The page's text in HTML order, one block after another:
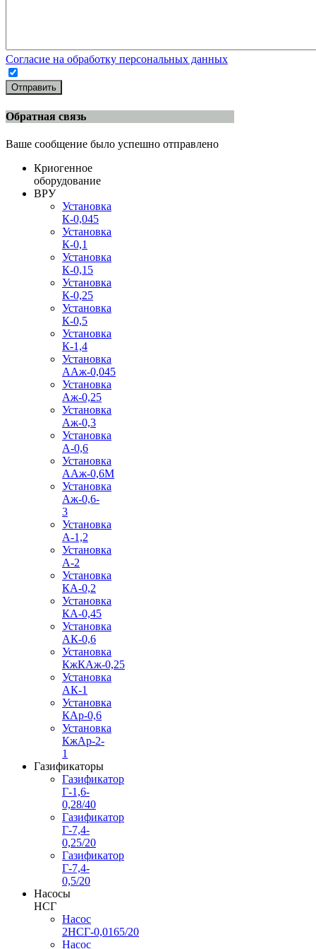
Согласие на обработку персональных данных
Отправить
Обратная связь
Ваше сообщение было успешно отправлено
Криогенное
оборудование
ВРУ
Установка
К-0,045
Установка
К-0,1
Установка
К-0,15
Установка
К-0,25
Установка
К-0,5
Установка
К-1,4
Установка
ААж-0,045
Установка
Аж-0,25
Установка
Аж-0,3
Установка
А-0,6
Установка
ААж-0,6М
Установка
Аж-0,6-
3
Установка
А-1,2
Установка
А-2
Установка
КА-0,2
Установка
КА-0,45
Установка
АК-0,6
Установка
КжКАж-0,25
Установка
АК-1
Установка
КАр-0,6
Установка
КжАр-2-
1
Газификаторы
Газификатор
Г-1,6-
0,28/40
Газификатор
Г-7,4-
0,25/20
Газификатор
Г-7,4-
0,5/20
Насосы
НСГ
Насос
2НСГ-0,0165/20
Насос